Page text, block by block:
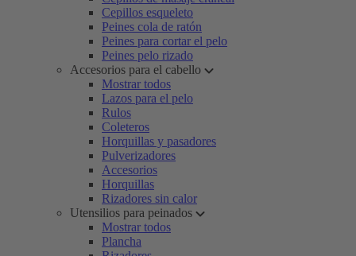
Cepillos esqueleto
Peines cola de ratón
Peines para cortar el pelo
Peines pelo rizado
Accesorios para el cabello
Mostrar todos
Lazos para el pelo
Rulos
Coleteros
Horquillas y pasadores
Pulverizadores
Accesorios
Horquillas
Rizadores sin calor
Utensilios para peinados
Mostrar todos
Plancha